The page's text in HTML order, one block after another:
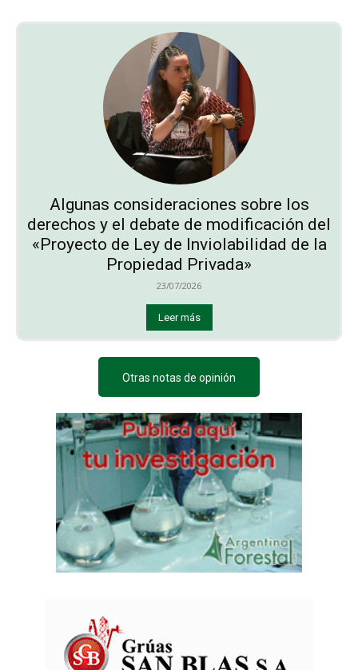
Algunas consideraciones sobre los
derechos y el debate de modificación del
«Proyecto de Ley de Inviolabilidad de la
Propiedad Privada»
23/07/2026
Leer más
Otras notas de opinión